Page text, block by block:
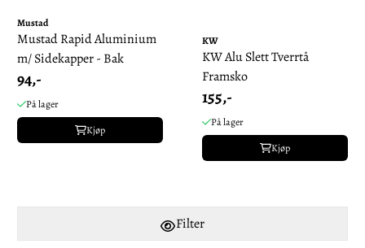
Mustad
Mustad Rapid Aluminium
m/ Sidekapper - Bak
94,-
På lager
Kjøp
KW
KW Alu Slett Tverrtå
Framsko
155,-
På lager
Kjøp
Filter